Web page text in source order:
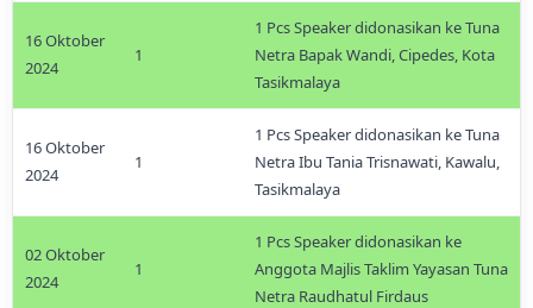
16 Oktober
2024
1
1 Pcs Speaker didonasikan ke Tuna
Netra Bapak Wandi, Cipedes, Kota
Tasikmalaya
16 Oktober
2024
1
1 Pcs Speaker didonasikan ke Tuna
Netra Ibu Tania Trisnawati, Kawalu,
Tasikmalaya
02 Oktober
2024
1
1 Pcs Speaker didonasikan ke
Anggota Majlis Taklim Yayasan Tuna
Netra Raudhatul Firdaus